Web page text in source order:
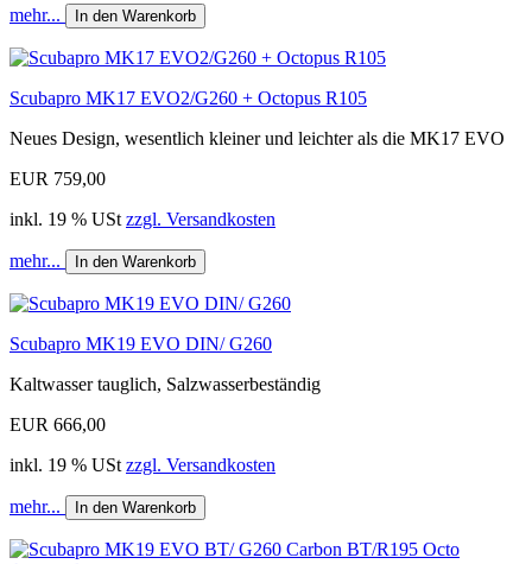
mehr... In den Warenkorb
Scubapro MK17 EVO2/G260 + Octopus R105
Neues Design, wesentlich kleiner und leichter als die MK17 EVO
EUR 759,00
inkl. 19 % USt zzgl. Versandkosten
mehr... In den Warenkorb
Scubapro MK19 EVO DIN/ G260
Kaltwasser tauglich, Salzwasserbeständig
EUR 666,00
inkl. 19 % USt zzgl. Versandkosten
mehr... In den Warenkorb